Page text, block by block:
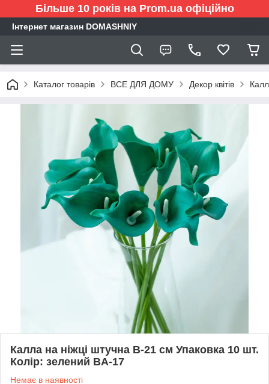
Більше 10 років на Prom.ua офіційно
Інтернет магазин DOMASHNIY
Каталог товарів ВСЕ ДЛЯ ДОМУ Декор квітів
Калла на ніжці штучна В-21 см Упаковка 10 шт.
Колір: зелений BA-17
Немає в наявності